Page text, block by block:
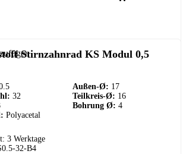
Stirnzahnrad KS Modul 0,5
Außen-Ø: 17
32 Teilkreis-Ø: 16
Bohrung Ø: 4
Polyacetal
3 Werktage
32-B4